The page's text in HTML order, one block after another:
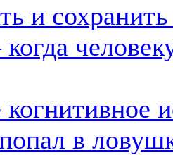
и
когнитивное
в